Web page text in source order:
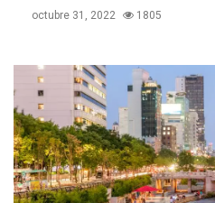
octubre 31, 2022 1805
POLÍTICA